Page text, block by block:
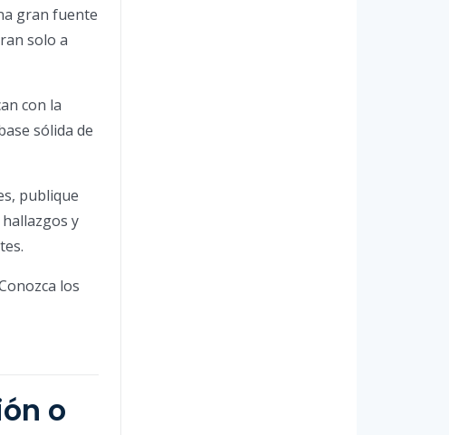
gran fuente
solo a
con la
sólida de
publique
y
los
o